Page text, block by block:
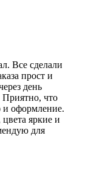
Все сделали
прост и
день
что
и оформление.
яркие и
для